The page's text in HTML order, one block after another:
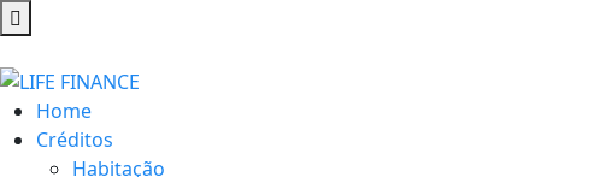
Home
Créditos
Habitação